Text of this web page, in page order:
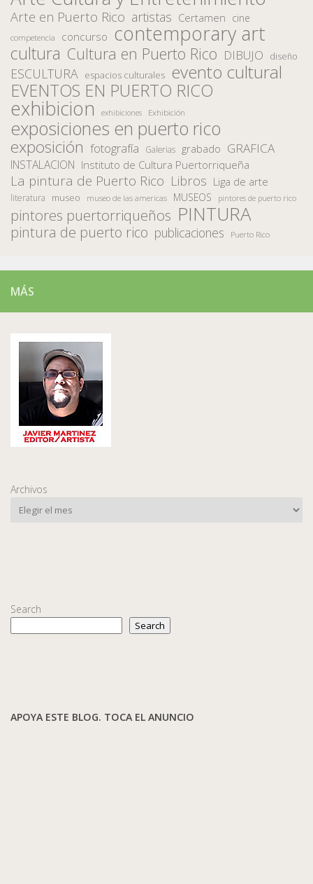
Arte en Puerto Rico artistas Certamen cine
competencia concurso contemporary art
cultura Cultura en Puerto Rico DIBUJO diseño
ESCULTURA espacios culturales evento cultural
EVENTOS EN PUERTO RICO
exhibicion exhibiciones Exhibición
exposiciones en puerto rico
exposición fotografía Galerias grabado GRAFICA
INSTALACION Instituto de Cultura Puertorriqueña
La pintura de Puerto Rico Libros Liga de arte
literatura museo museo de las americas MUSEOS pintores de puerto rico
pintores puertorriqueños PINTURA
pintura de puerto rico publicaciones Puerto Rico
MÁS
Archivos
Search
Search
APOYA ESTE BLOG. TOCA EL ANUNCIO